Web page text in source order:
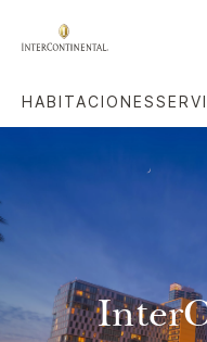
HABITACIONES